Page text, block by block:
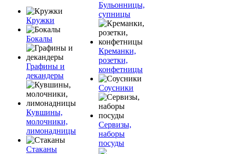
Кружки
Бокалы
Графины и
декандеры
Кувшины,
молочники,
лимонадницы
Стаканы
Бульонницы,
супницы
Креманки,
розетки,
конфетницы
Соусники
Сервизы,
наборы
посуды